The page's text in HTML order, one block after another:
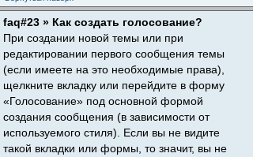
faq#23 » Как создать голосование?
При создании новой темы или при
редактировании первого сообщения темы
(если имеете на это необходимые права),
щелкните вкладку или перейдите в форму
«Голосование» под основной формой
создания сообщения (в зависимости от
используемого стиля). Если вы не видите
такой вкладки или формы, то значит, вы не